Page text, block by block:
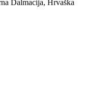
Dalmacija, Hrvaška